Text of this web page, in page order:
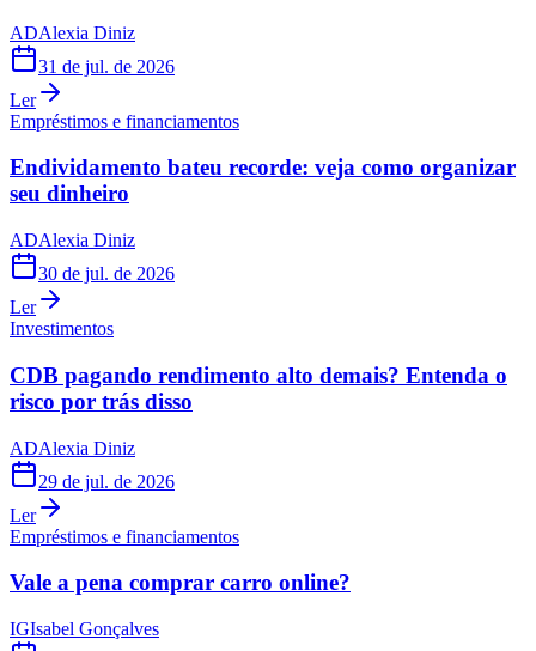
ADAlexia Diniz
31 de jul. de 2026
Ler
Empréstimos e financiamentos
Endividamento bateu recorde: veja como organizar
seu dinheiro
ADAlexia Diniz
30 de jul. de 2026
Ler
Investimentos
CDB pagando rendimento alto demais? Entenda o
risco por trás disso
ADAlexia Diniz
29 de jul. de 2026
Ler
Empréstimos e financiamentos
Vale a pena comprar carro online?
IGIsabel Gonçalves